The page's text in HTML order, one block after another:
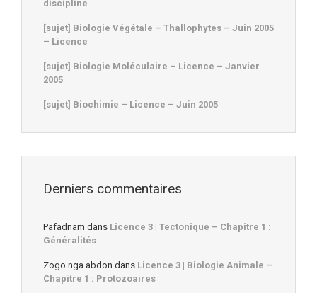
discipline
[sujet] Biologie Végétale – Thallophytes – Juin 2005
– Licence
[sujet] Biologie Moléculaire – Licence – Janvier
2005
[sujet] Biochimie – Licence – Juin 2005
Derniers commentaires
Pafadnam dans Licence 3 | Tectonique – Chapitre 1 :
Généralités
Zogo nga abdon dans Licence 3 | Biologie Animale –
Chapitre 1 : Protozoaires